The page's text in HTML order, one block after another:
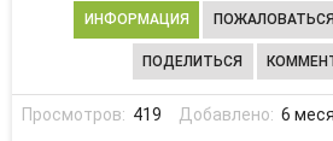
ИНФОРМАЦИЯ ПОЖАЛОВАТЬСЯ
ПОДЕЛИТЬСЯ
Просмотров: 419 Добавлено: 6